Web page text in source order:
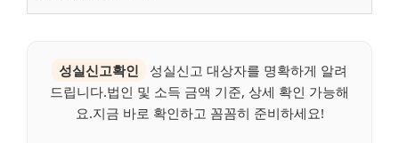
성실신고확인
성실신고 대상자를 명확하게 알려
드립니다.법인 및 소득 금액 기준, 상세 확인 가능해
요.지금 바로 확인하고 꼼꼼히 준비하세요!